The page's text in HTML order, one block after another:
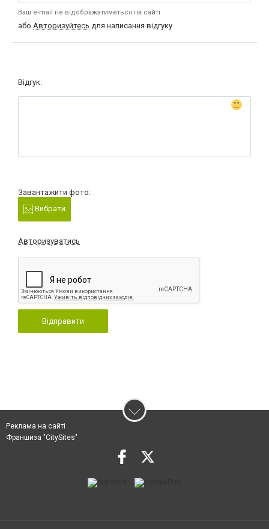
Ваш e-mail не відображатиметься на сайті
або Авторизуйтесь для написання відгуку
Відгук:
Завантажити фото:
Вибрати
Авторизуватись
Відправити
Реклама на сайті
Франшиза "CitySites"